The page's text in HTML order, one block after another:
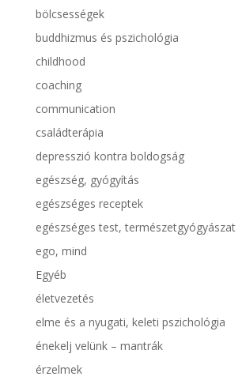
bölcsességek
buddhizmus és pszichológia
childhood
coaching
communication
családterápia
depresszió kontra boldogság
egészség, gyógyítás
egészséges receptek
egészséges test, természetgyógyászat
ego, mind
Egyéb
életvezetés
elme és a nyugati, keleti pszichológia
énekelj velünk – mantrák
érzelmek